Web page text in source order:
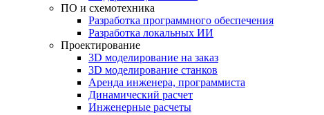
ПО и схемотехника
Разработка программного обеспечения
Разработка локальных ИИ
Проектирование
3D моделирование на заказ
3D моделирование станков
Аренда инженера, программиста
Динамический расчет
Инженерные расчеты